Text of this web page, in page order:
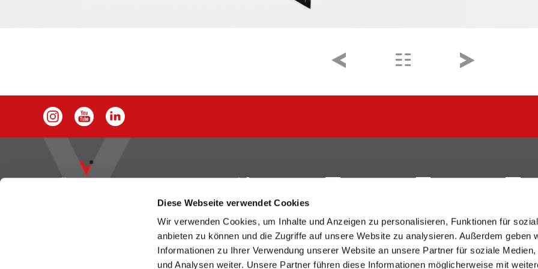
Diese Webseite verwendet Cookies
Wir verwenden Cookies, um Inhalte und Anzeigen zu personalisieren, Funktionen für
anbieten zu können und die Zugriffe auf unsere Website zu analysieren. Außerdem geben
Informationen zu Ihrer Verwendung unserer Website an unsere Partner für soziale Medien,
und Analysen weiter. Unsere Partner führen diese Informationen möglicherweise mit
Vögeli verfügt über eine
professionelle Palette an effizienten
Marketing-Tools und schafft so die Basis für
Kontakt
Sägestrasse 21-23
Unternehmen
Über uns
Verpackungen
Verpackungen
Druck
Cradle to